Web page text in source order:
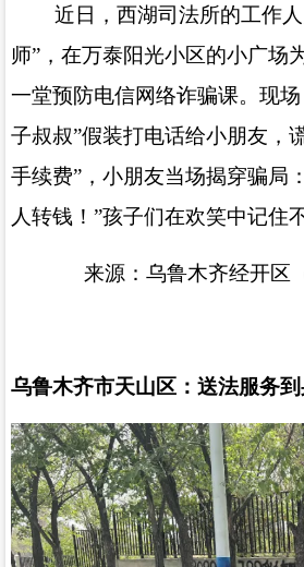
近日，西湖司法所的工作人
师” ，在万泰阳光小区的小广场
一堂预防电信网络诈骗课。现
子叔叔”假装打电话给小朋友，
手续费” ，小朋友当场揭穿骗局：
人转钱！ ”孩子们在欢笑中记住
来源：乌鲁木齐经开区
乌鲁木齐市天山区：送法服务到